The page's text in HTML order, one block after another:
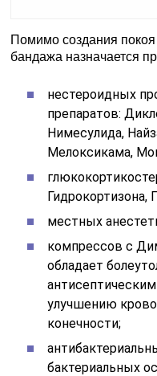
Помимо создания
бандажа назначается
нестероидных
препаратов:
Нимесулида,
Мелоксикама,
Гидрокортизона,
местных
компрессов с
обладает
улучшению
конечности;
бактериальных